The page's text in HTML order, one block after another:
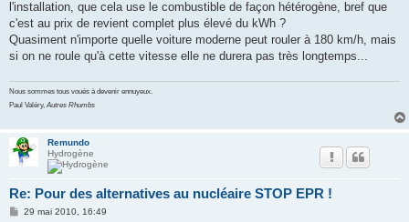
l'installation, que cela use le combustible de façon hétérogène, bref que
c'est au prix de revient complet plus élevé du kWh ?
Quasiment n'importe quelle voiture moderne peut rouler à 180 km/h, mais
si on ne roule qu'à cette vitesse elle ne durera pas très longtemps...
Nous sommes tous voués à devenir ennuyeux.
Paul Valéry,Autres Rhumbs
Remundo
Hydrogène
Re: Pour des alternatives au nucléaire STOP EPR !
M29 mai 2010, 16:49